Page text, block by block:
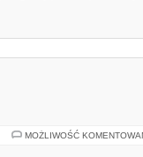
MOŻLIWOŚĆ